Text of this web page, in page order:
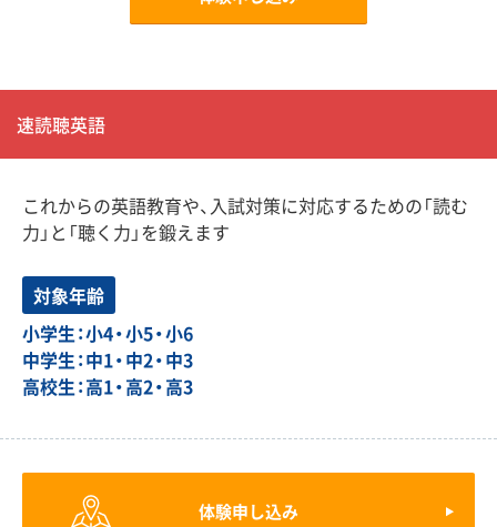
速読聴英語
これからの英語教育や、入試対策に対応するための「読む
力」と「聴く力」を鍛えます
対象年齢
小学生：小4・小5・小6
中学生：中1・中2・中3
高校生：高1・高2・高3
体験申し込み